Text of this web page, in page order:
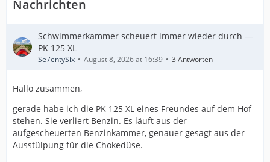
Nachrichten
Schwimmerkammer scheuert immer wieder durch —
PK 125 XL
Se7entySix August 8, 2026 at 16:39 3 Antworten
Hallo zusammen,
gerade habe ich die PK 125 XL eines Freundes auf dem Hof
stehen. Sie verliert Benzin. Es läuft aus der
aufgescheuerten Benzinkammer, genauer gesagt aus der
Ausstülpung für die Chokedüse.